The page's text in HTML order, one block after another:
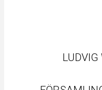
LUDVIG